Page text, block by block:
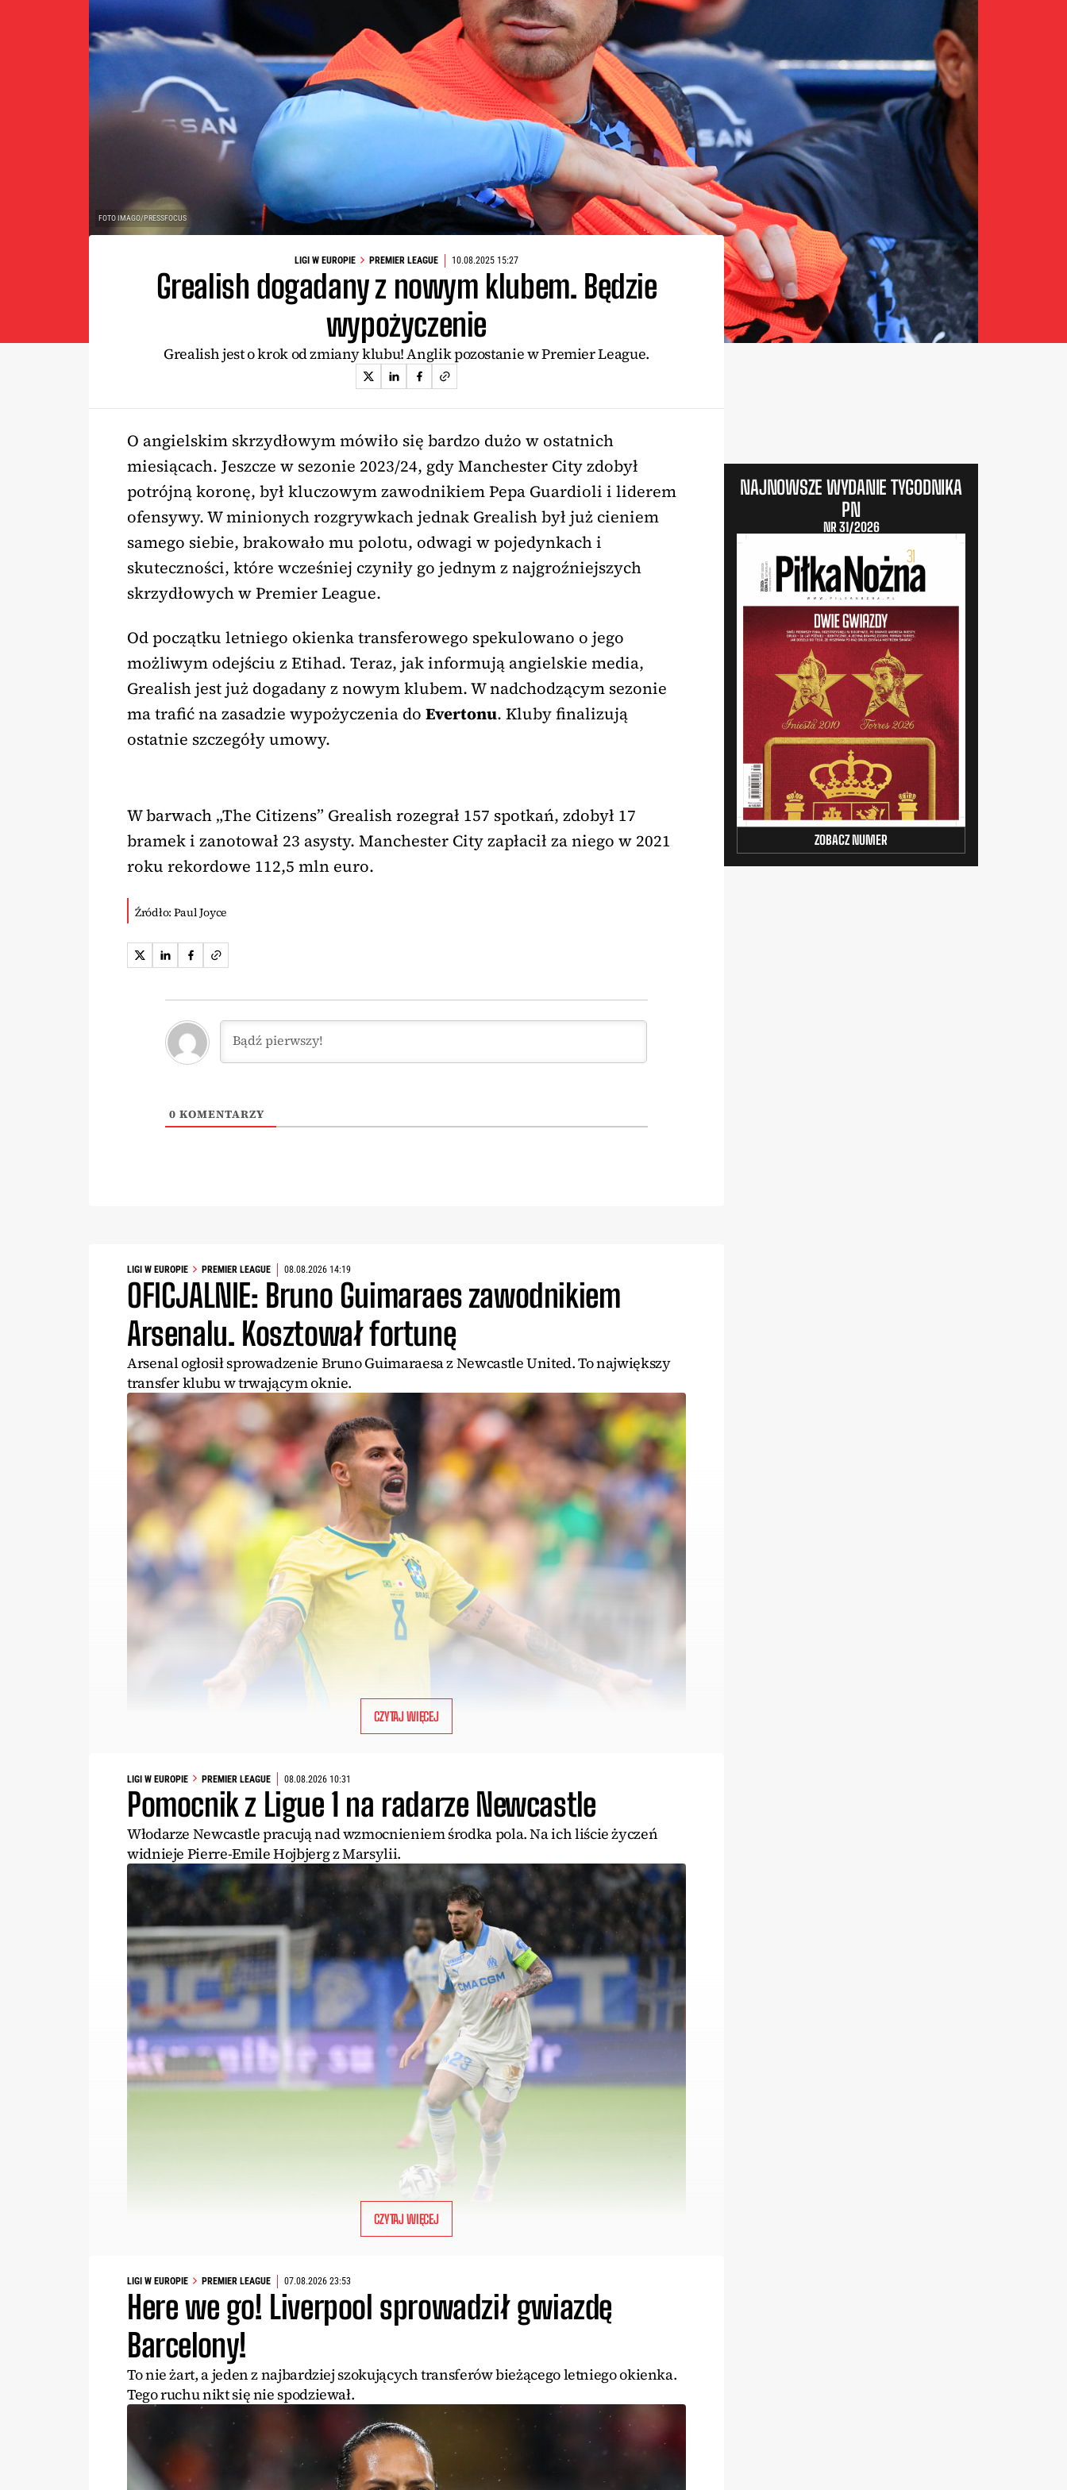
FOTO IMAGO/PRESSFOCUS
LIGI W EUROPIE PREMIER LEAGUE 10.08.2025 15:27
Grealish dogadany z nowym klubem. Będzie
wypożyczenie
Grealish jest o krok od zmiany klubu! Anglik pozostanie w Premier League.
O angielskim skrzydłowym mówiło się bardzo dużo w ostatnich
miesiącach. Jeszcze w sezonie 2023/24, gdy Manchester City zdobył
potrójną koronę, był kluczowym zawodnikiem Pepa Guardioli i liderem
ofensywy. W minionych rozgrywkach jednak Grealish był już cieniem
samego siebie, brakowało mu polotu, odwagi w pojedynkach i
skuteczności, które wcześniej czyniły go jednym z najgroźniejszych
skrzydłowych w Premier League.
Od początku letniego okienka transferowego spekulowano o jego
możliwym odejściu z Etihad. Teraz, jak informują angielskie media,
Grealish jest już dogadany z nowym klubem. W nadchodzącym sezonie
ma trafić na zasadzie wypożyczenia do Evertonu. Kluby finalizują
ostatnie szczegóły umowy.
W barwach „The Citizens” Grealish rozegrał 157 spotkań, zdobył 17
bramek i zanotował 23 asysty. Manchester City zapłacił za niego w 2021
roku rekordowe 112,5 mln euro.
Źródło: Paul Joyce
0 KOMENTARZY
NAJNOWSZE WYDANIE TYGODNIKA
PN
NR 31/2026
ZOBACZ NUMER
LIGI W EUROPIE PREMIER LEAGUE 08.08.2026 14:19
OFICJALNIE: Bruno Guimaraes zawodnikiem
Arsenalu. Kosztował fortunę
Arsenal ogłosił sprowadzenie Bruno Guimaraesa z Newcastle United. To największy
transfer klubu w trwającym oknie.
CZYTAJ WIĘCEJ
LIGI W EUROPIE PREMIER LEAGUE 08.08.2026 10:31
Pomocnik z Ligue 1 na radarze Newcastle
Włodarze Newcastle pracują nad wzmocnieniem środka pola. Na ich liście życzeń
widnieje Pierre-Emile Hojbjerg z Marsylii.
CZYTAJ WIĘCEJ
LIGI W EUROPIE PREMIER LEAGUE 07.08.2026 23:53
Here we go! Liverpool sprowadził gwiazdę
Barcelony!
To nie żart, a jeden z najbardziej szokujących transferów bieżącego letniego okienka.
Tego ruchu nikt się nie spodziewał.